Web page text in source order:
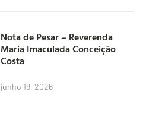
Nota de Pesar – Reverenda
Maria Imaculada Conceição
Costa
junho 19, 2026